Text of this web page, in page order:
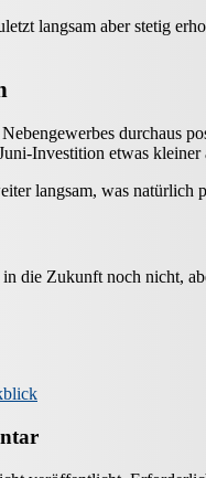
langsam aber stetig
durchaus
Investition etwas
langsam, was natürlich
die Zukunft noch nicht,